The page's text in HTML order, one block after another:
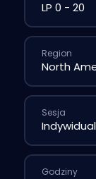
Region
Sesja
Godziny